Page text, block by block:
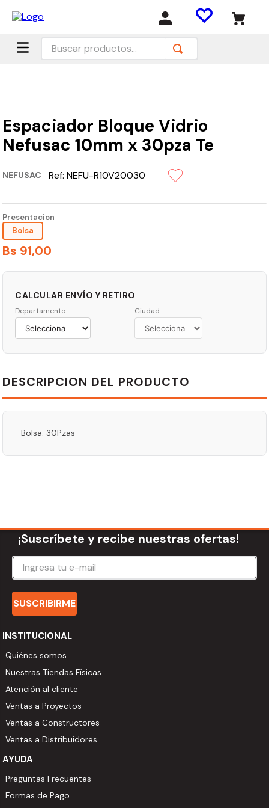
Buscar productos...
Espaciador Bloque Vidrio
Nefusac 10mm x 30pza Te
NEFUSAC Ref:NEFU-R10V20030
Presentacion
Bolsa
Bs 91,00
CALCULAR ENVÍO Y RETIRO
Departamento Ciudad
DESCRIPCION DEL PRODUCTO
Bolsa: 30Pzas
¡Suscríbete y recibe nuestras ofertas!
SUSCRIBIRME
INSTITUCIONAL
Quiénes somos
Nuestras Tiendas Físicas
Atención al cliente
Ventas a Proyectos
Ventas a Constructores
Ventas a Distribuidores
AYUDA
Preguntas Frecuentes
Formas de Pago